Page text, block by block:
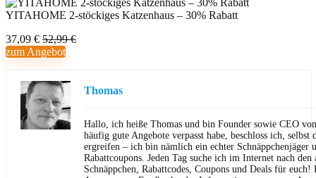
YITAHOME 2-stöckiges Katzenhaus – 30% Rabatt
37,09 € 52,99 €
zum Angebot
Thomas
Hallo, ich heiße Thomas und bin Founder sowie CEO
häufig gute Angebote verpasst habe, beschloss ich,
ergreifen – ich bin nämlich ein echter Schnäppchenjäger
Rabattcoupons. Jeden Tag suche ich im Internet nach den
Schnäppchen, Rabattcodes, Coupons und Deals für euch!